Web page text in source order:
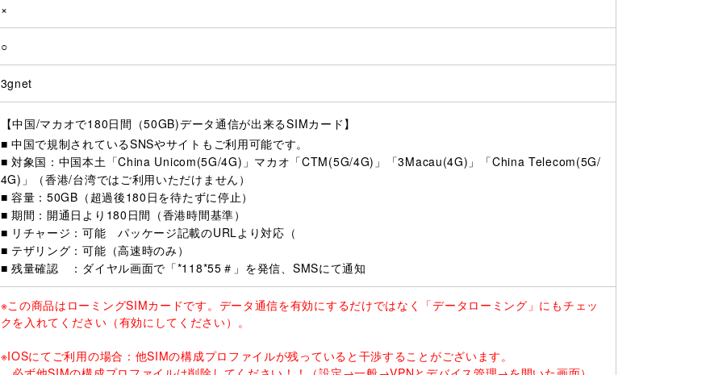
×
○
3gnet
【中国/マカオで180日間（50GB)データ通信が出来るSIMカード】
■ 中国で規制されているSNSやサイトもご利用可能です。
■ 対象国：中国本土「China Unicom(5G/4G)」マカオ「CTM(5G/4G)」「3Macau(4G)」「China Telecom(5G/
4G)」（香港/台湾ではご利用いただけません）
■ 容量：50GB（超過後180日を待たずに停止）
■ 期間：開通日より180日間（香港時間基準）
■ リチャージ：可能 パッケージ記載のURLより対応（
■ テザリング：可能（高速時のみ）
■ 残量確認 ：ダイヤル画面で「*118*55＃」を発信、SMSにて通知
※この商品はローミングSIMカードです。データ通信を有効にするだけではなく「データローミング」にもチェッ
クを入れてください（有効にしてください）。
※IOSにてご利用の場合：他SIMの構成プロファイルが残っていると干渉することがございます。